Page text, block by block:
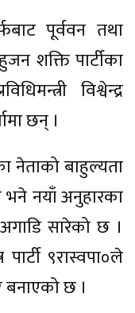
पूर्ववन तथा
शक्ति पार्टीका
विश्वेन्द्र
छन् ।
नेताको बाहुल्यता
भने नयाँ अनुहारका
सारेको छ ।
पार्टी ९रास्वपा०ले
छ ।